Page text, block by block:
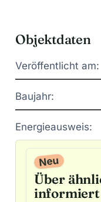
Objektdaten
Veröffentlicht am:
Baujahr:
Energieausweis:
Neu
Über
informiert